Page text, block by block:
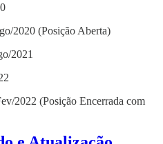
2020 (Posição Aberta)
2021
2022 (Posição Encerrada com